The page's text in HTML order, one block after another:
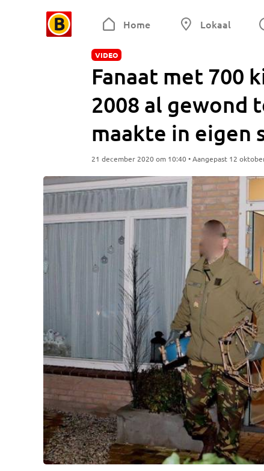
Home Lokaal
VIDEO
Fanaat met 700
2008 al gewond
maakte in eigen
21 december 2020 om 10:40 • Aangepast 12